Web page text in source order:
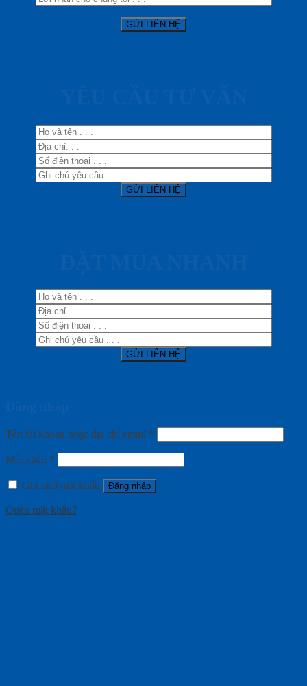
Tên tài khoản hoặc địa chỉ email *
Mật khẩu *
Ghi nhớ mật khẩu Đăng nhập
Quên mật khẩu?